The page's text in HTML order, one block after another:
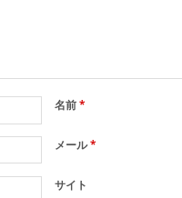
名前*
メール*
サイト